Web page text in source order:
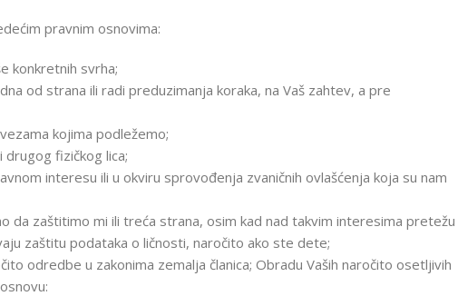
pravnim osnovima:
konkretnih svrha;
od strana ili radi preduzimanja koraka, na Vaš zahtev, a pre
kojima podležemo;
fizičkog lica;
interesu ili u okviru sprovođenja zvaničnih ovlašćenja koja su nam
zaštitimo mi ili treća strana, osim kad nad takvim interesima pretežu
zaštitu podataka o ličnosti, naročito ako ste dete;
odredbe u zakonima zemalja članica; Obradu Vaših naročito osetljivih